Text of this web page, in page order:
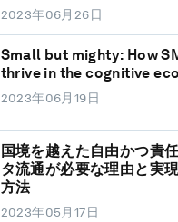
2023年06月26日
Small but mighty: How
thrive in the cognitive
2023年06月19日
国境を越えた自由かつ責
タ流通が必要な理由と実
方法
2023年05月17日